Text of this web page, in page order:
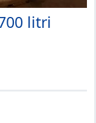
litri